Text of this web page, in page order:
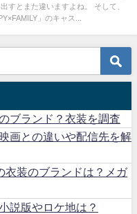
すとまた違いますよね。 そして、
」のキャス...
ブランド？衣装を調査
画との違いや配信先を解
衣装のブランドは？メガ
説版やロケ地は？